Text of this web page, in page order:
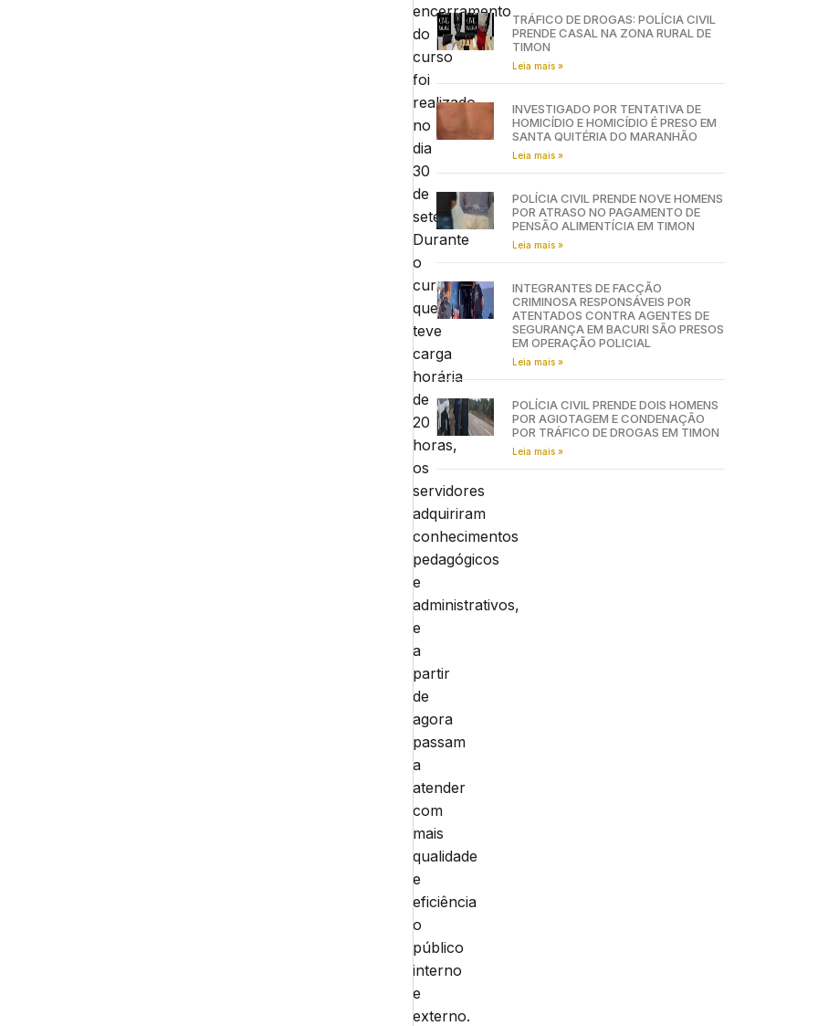
encerramento
do
curso
foi
realizado
no
dia
30
de
setembro.
Durante
o
curso,
que
teve
carga
horária
de
20
horas,
os
servidores
adquiriram
conhecimentos
pedagógicos
e
administrativos,
e
a
partir
de
agora
passam
a
atender
com
mais
qualidade
e
eficiência
o
público
interno
e
externo.
TRÁFICO DE DROGAS: POLÍCIA CIVIL
PRENDE CASAL NA ZONA RURAL DE
TIMON
Leia mais »
INVESTIGADO POR TENTATIVA DE
HOMICÍDIO E HOMICÍDIO É PRESO EM
SANTA QUITÉRIA DO MARANHÃO
Leia mais »
POLÍCIA CIVIL PRENDE NOVE HOMENS
POR ATRASO NO PAGAMENTO DE
PENSÃO ALIMENTÍCIA EM TIMON
Leia mais »
INTEGRANTES DE FACÇÃO
CRIMINOSA RESPONSÁVEIS POR
ATENTADOS CONTRA AGENTES DE
SEGURANÇA EM BACURI SÃO PRESOS
EM OPERAÇÃO POLICIAL
Leia mais »
POLÍCIA CIVIL PRENDE DOIS HOMENS
POR AGIOTAGEM E CONDENAÇÃO
POR TRÁFICO DE DROGAS EM TIMON
Leia mais »